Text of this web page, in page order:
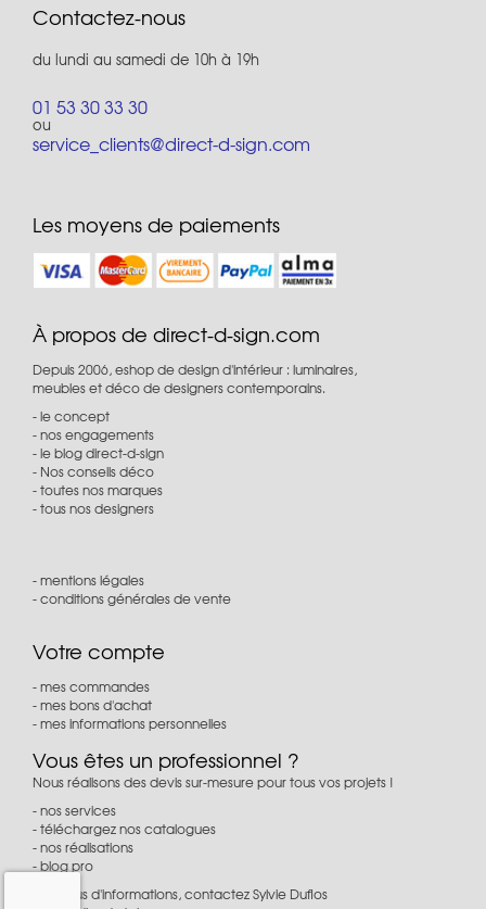
Contactez-nous
du lundi au samedi de 10h à 19h
01 53 30 33 30
ou
service_clients@direct-d-sign.com
Les moyens de paiements
À propos de direct-d-sign.com
Depuis 2006, eshop de design d'intérieur : luminaires,
meubles et déco de designers contemporains.
le concept
nos engagements
le blog direct-d-sign
Nos conseils déco
toutes nos marques
tous nos designers
mentions légales
conditions générales de vente
Votre compte
mes commandes
mes bons d'achat
mes informations personnelles
Vous êtes un professionnel ?
Nous réalisons des devis sur-mesure pour tous vos projets !
nos services
téléchargez nos catalogues
nos réalisations
blog pro
Pour plus d'informations, contactez Sylvie Duflos